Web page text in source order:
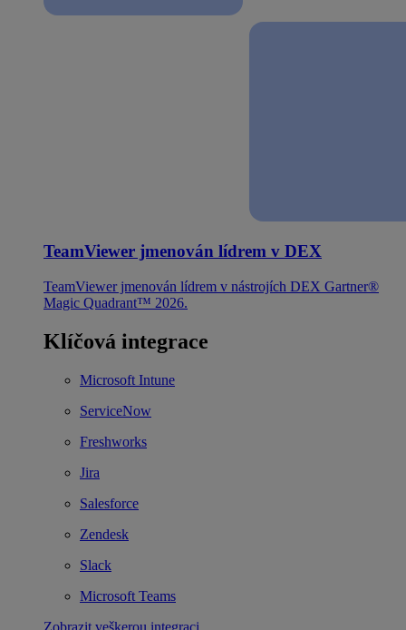
TeamViewer jmenován lídrem v DEX
TeamViewer jmenován lídrem v nástrojích DEX Gartner®
Magic Quadrant™ 2026.
Klíčová integrace
Microsoft Intune
ServiceNow
Freshworks
Jira
Salesforce
Zendesk
Slack
Microsoft Teams
Zobrazit veškerou integraci